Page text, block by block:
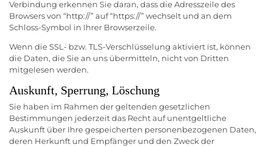
Verbindung erkennen Sie daran, dass die Adresszeile des
Browsers von “http://” auf “https://” wechselt und an dem
Schloss-Symbol in Ihrer Browserzeile.
Wenn die SSL- bzw. TLS-Verschlüsselung aktiviert ist, können
die Daten, die Sie an uns übermitteln, nicht von Dritten
mitgelesen werden.
Auskunft, Sperrung, Löschung
Sie haben im Rahmen der geltenden gesetzlichen
Bestimmungen jederzeit das Recht auf unentgeltliche
Auskunft über Ihre gespeicherten personenbezogenen Daten,
deren Herkunft und Empfänger und den Zweck der